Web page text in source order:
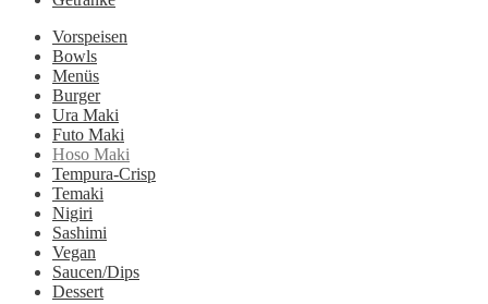
Vorspeisen
Bowls
Menüs
Burger
Ura Maki
Futo Maki
Hoso Maki
Tempura-Crisp
Temaki
Nigiri
Sashimi
Vegan
Saucen/Dips
Dessert